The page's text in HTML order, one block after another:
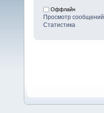
Оффлайн
Просмотр сообщений
Статистика